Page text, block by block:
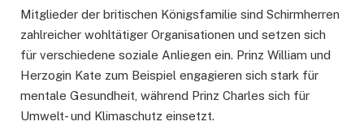
Mitglieder der britischen Königsfamilie sind Schirmherren
zahlreicher wohltätiger Organisationen und setzen sich
für verschiedene soziale Anliegen ein. Prinz William und
Herzogin Kate zum Beispiel engagieren sich stark für
mentale Gesundheit, während Prinz Charles sich für
Umwelt- und Klimaschutz einsetzt.